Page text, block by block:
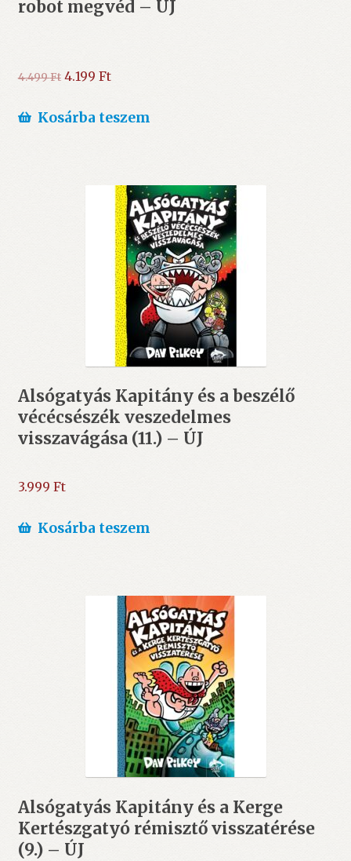
robot megvéd – ÚJ
4.499Ft Original
was:
4.199 FtCurrent
is:
Kosárba teszem
Alsógatyás Kapitány és a beszélő
vécécsészék veszedelmes
visszavágása (11.) – ÚJ
3.999 Ft
Kosárba teszem
Alsógatyás Kapitány és a Kerge
Kertészgatyó rémisztő visszatérése
(9.) – ÚJ